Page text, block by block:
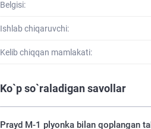
Belgisi:
Ishlab chiqaruvchi:
Kelib chiqqan mamlakati:
Ko`p so`raladigan savollar
Prayd M-1 plyonka bilan qoplangan